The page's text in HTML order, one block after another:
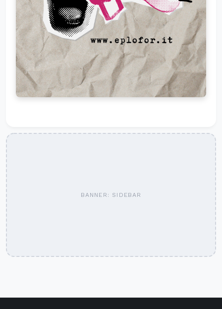
BANNER: SIDEBAR